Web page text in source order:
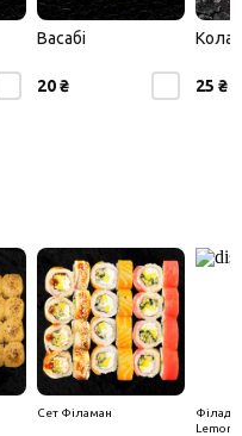
Васабі
20 ₴
Кола
25 ₴
Сет Філаман
Lemon